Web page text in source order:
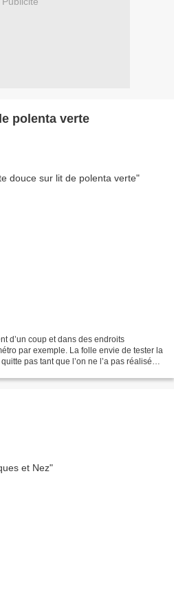
polenta verte
d’un coup et dans des endroits
par exemple. La folle envie de tester la
pas tant que l’on ne l’a pas réalisée.